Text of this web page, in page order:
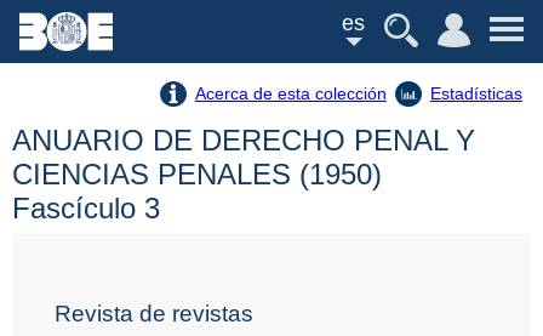
es
Acerca de esta colección Estadísticas
ANUARIO DE DERECHO PENAL Y
CIENCIAS PENALES (1950)
Fascículo 3
Revista de revistas